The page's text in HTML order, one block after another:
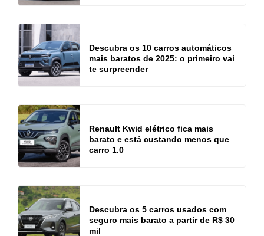
Descubra os 10 carros automáticos
mais baratos de 2025: o primeiro vai
te surpreender
Renault Kwid elétrico fica mais
barato e está custando menos que
carro 1.0
Descubra os 5 carros usados com
seguro mais barato a partir de R$ 30
mil